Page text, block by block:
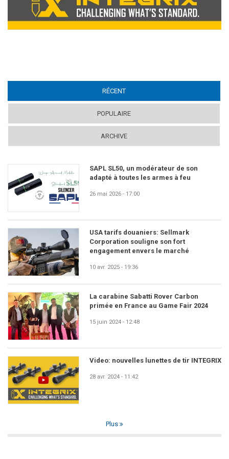
RÉCENT
POPULAIRE
ARCHIVE
SAPL SL50, un modérateur de son
adapté à toutes les armes à feu
26 mai 2026 - 17:00
USA tarifs douaniers: Sellmark
Corporation souligne son fort
engagement envers le marché
10 avr. 2025 - 19:36
La carabine Sabatti Rover Carbon
primée en France au Game Fair 2024
15 juin 2024 - 12:48
Video: nouvelles lunettes de tir INTEGRIX
28 avr. 2024 - 11:42
Plus